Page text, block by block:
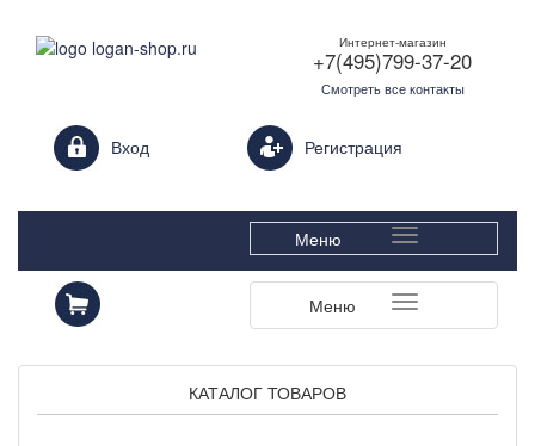
Интернет-магазин
+7(495)799-37-20
Смотреть все контакты
Вход Login form Регистрация
Меню
Меню
КАТАЛОГ ТОВАРОВ